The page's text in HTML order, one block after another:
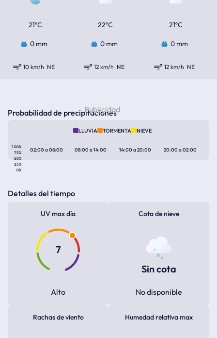
21ºC 22ºC 21ºC
0 mm 0 mm 0 mm
10 km/h NE 12 km/h NE 12 km/h NE
Probabilidad de precipitaciones
LLUVIA TORMENTA NIEVE
100%
75%
50%
25%
0%
02:00a08:00 08:00a14:00 14:00a20:00 20:00a02:00
Detalles del tiempo
UV max día
7
Alto
Cota de nieve
Sin cota
No disponible
Rachas de viento Humedad relativa max